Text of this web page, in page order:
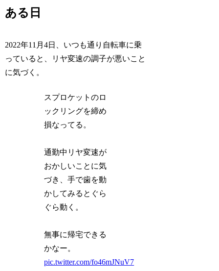
ある日
2022年11月4日、いつも通り自転車に乗
っていると、リヤ変速の調子が悪いこと
に気づく。
スプロケットのロ
ックリングを締め
損なってる。
通勤中リヤ変速が
おかしいことに気
づき、手で歯を動
かしてみるとぐら
ぐら動く。
無事に帰宅できる
かなー。
pic.twitter.com/fo46mJNuV7